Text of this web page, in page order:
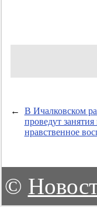
←
В Ичалковском
проведут
нравственное
©